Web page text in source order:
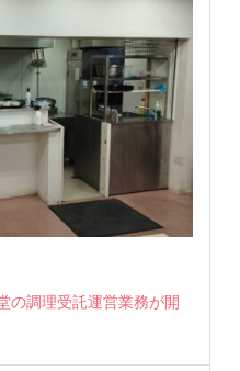
の調理受託運営業務が開